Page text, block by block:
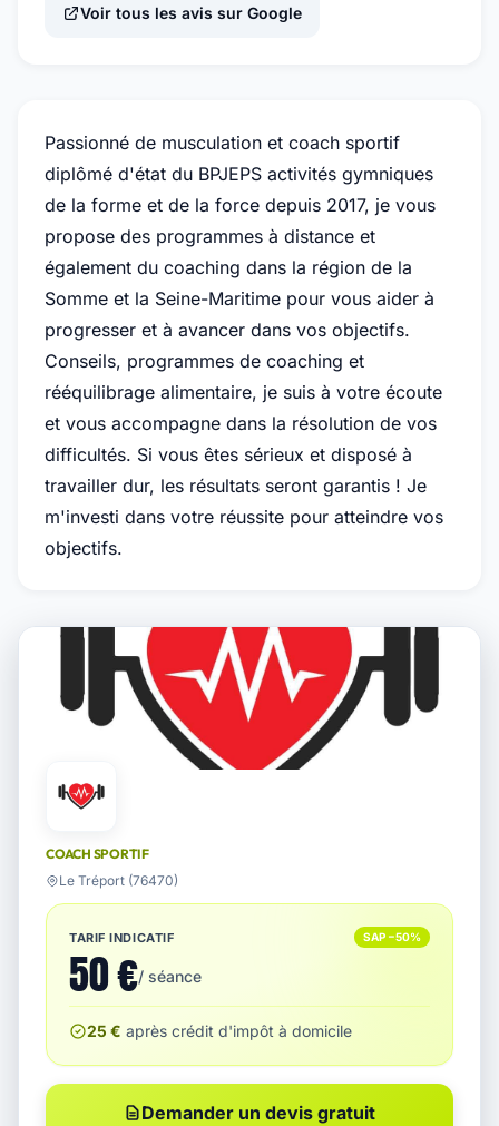
Voir tous les avis sur Google
Passionné de musculation et coach sportif
diplômé d'état du BPJEPS activités gymniques
de la forme et de la force depuis 2017, je vous
propose des programmes à distance et
également du coaching dans la région de la
Somme et la Seine-Maritime pour vous aider à
progresser et à avancer dans vos objectifs.
Conseils, programmes de coaching et
rééquilibrage alimentaire, je suis à votre écoute
et vous accompagne dans la résolution de vos
difficultés. Si vous êtes sérieux et disposé à
travailler dur, les résultats seront garantis ! Je
m'investi dans votre réussite pour atteindre vos
objectifs.
COACH SPORTIF
Le Tréport (76470)
TARIF INDICATIF SAP −50%
50 €/ séance
25 € après crédit d'impôt à domicile
Demander un devis gratuit